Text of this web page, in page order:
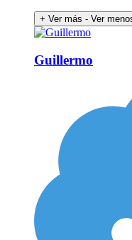
+ Ver más - Ver
Guillermo